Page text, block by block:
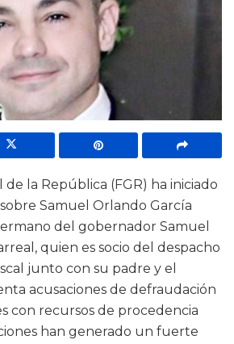
de la República (FGR) ha iniciado
Samuel Orlando García
del gobernador Samuel
quien es socio del despacho
junto con su padre y el
acusaciones de defraudación
con recursos de procedencia
han generado un fuerte